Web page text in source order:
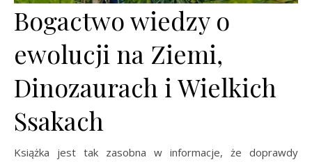
Bogactwo wiedzy o
ewolucji na Ziemi,
Dinozaurach i Wielkich
Ssakach
Książka jest tak zasobna w informacje, że doprawdy